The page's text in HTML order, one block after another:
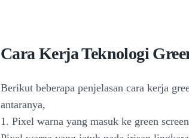
Cara Kerja Teknologi
Berikut beberapa penjelasan cara kerja
antaranya,
1. Pixel warna yang masuk ke green screen